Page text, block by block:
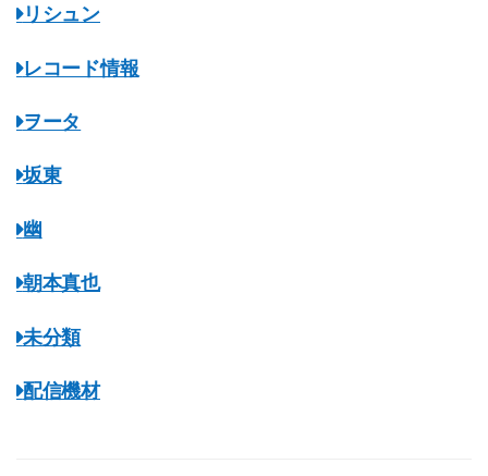
リシュン
レコード情報
ヲータ
坂東
幽
朝本真也
未分類
配信機材